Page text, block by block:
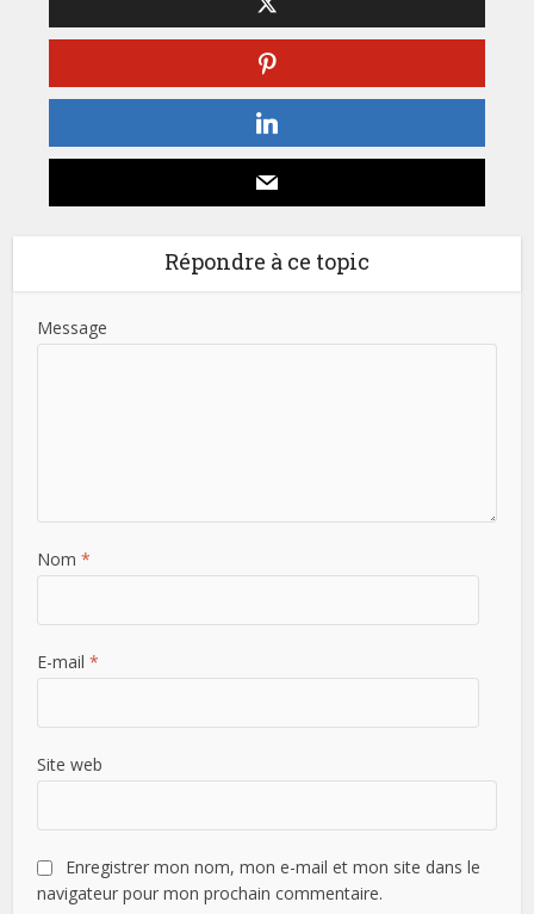
Répondre à ce topic
Message
Nom*
E-mail*
Site web
Enregistrer mon nom, mon e-mail et mon site dans le
navigateur pour mon prochain commentaire.